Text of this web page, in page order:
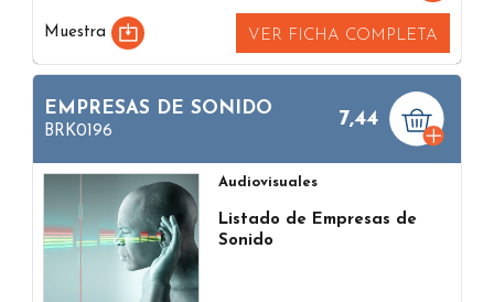
Muestra VER FICHA COMPLETA
EMPRESAS DE SONIDO
BRK0196
7,44
Audiovisuales
Listado de Empresas de
Sonido